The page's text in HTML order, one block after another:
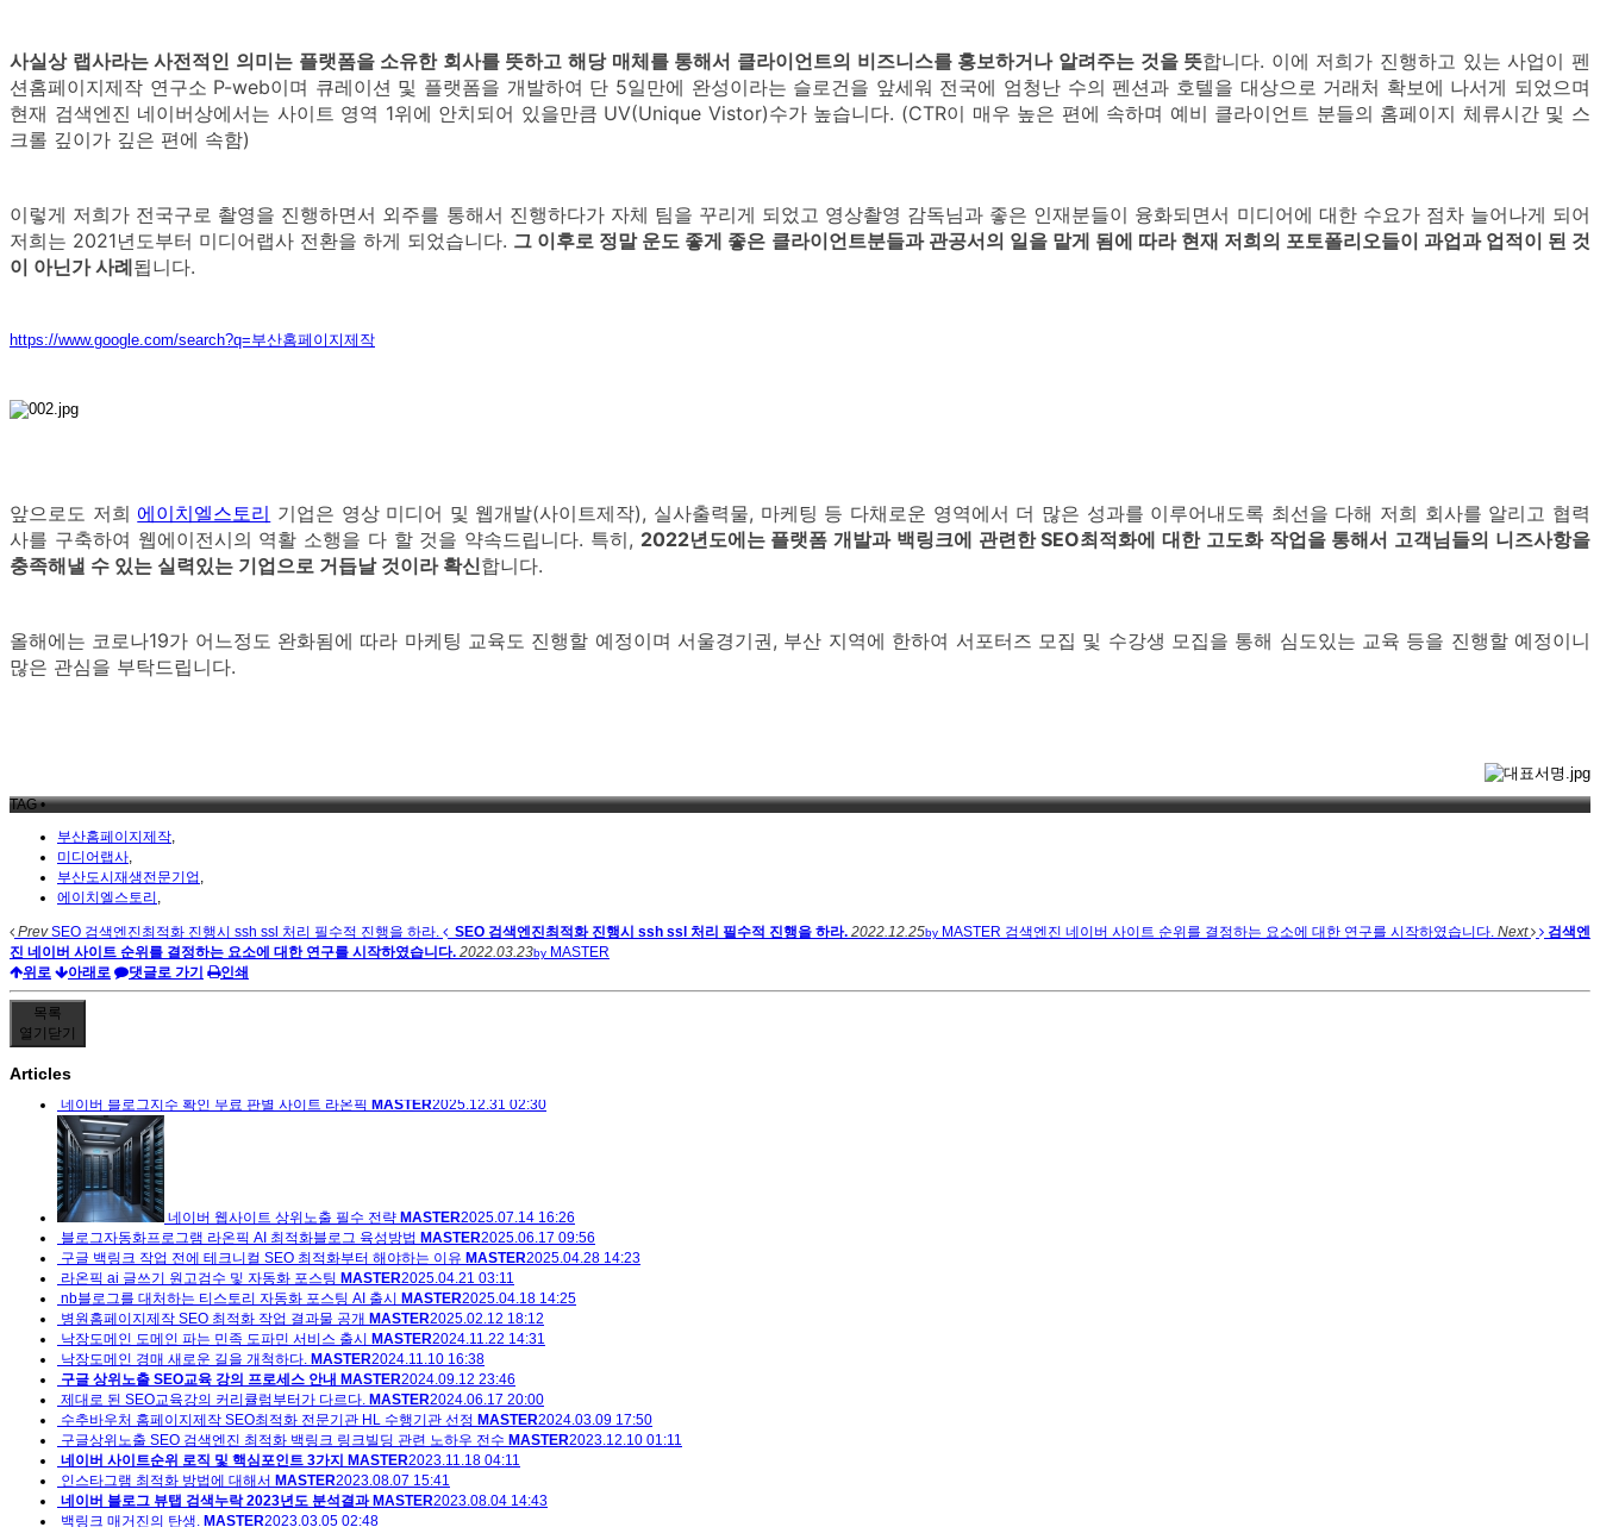
사실상 랩사라는 사전적인 의미는 플랫폼을 소유한 회사를 뜻하고 해당 매체를 통해서 클라이언트의 비즈니스를 홍보하거나 알려주는 것을 뜻합니다. 이에 저희가 진행하고 있는 사업이 펜
션홈페이지제작 연구소 P-web이며 큐레이션 및 플랫폼을 개발하여 단 5일만에 완성이라는 슬로건을 앞세워 전국에 엄청난 수의 펜션과 호텔을 대상으로 거래처 확보에 나서게 되었으며
현재 검색엔진 네이버상에서는 사이트 영역 1위에 안치되어 있을만큼 UV(Unique Vistor)수가 높습니다. (CTR이 매우 높은 편에 속하며 예비 클라이언트 분들의 홈페이지 체류시간 및 스
크롤 깊이가 깊은 편에 속함)
이렇게 저희가 전국구로 촬영을 진행하면서 외주를 통해서 진행하다가 자체 팀을 꾸리게 되었고 영상촬영 감독님과 좋은 인재분들이 융화되면서 미디어에 대한 수요가 점차 늘어나게 되어
저희는 2021년도부터 미디어랩사 전환을 하게 되었습니다. 그 이후로 정말 운도 좋게 좋은 클라이언트분들과 관공서의 일을 맡게 됨에 따라 현재 저희의 포토폴리오들이 과업과 업적이 된 것
이 아닌가 사례됩니다.
https://www.google.com/search?q=부산홈페이지제작
앞으로도 저희 에이치엘스토리 기업은 영상 미디어 및 웹개발(사이트제작), 실사출력물, 마케팅 등 다채로운 영역에서 더 많은 성과를 이루어내도록 최선을 다해 저희 회사를 알리고 협력
사를 구축하여 웹에이전시의 역활 소행을 다 할 것을 약속드립니다. 특히, 2022년도에는 플랫폼 개발과 백링크에 관련한 SEO최적화에 대한 고도화 작업을 통해서 고객님들의 니즈사항을
충족해낼 수 있는 실력있는 기업으로 거듭날 것이라 확신합니다.
올해에는 코로나19가 어느정도 완화됨에 따라 마케팅 교육도 진행할 예정이며 서울경기권, 부산 지역에 한하여 서포터즈 모집 및 수강생 모집을 통해 심도있는 교육 등을 진행할 예정이니
많은 관심을 부탁드립니다.
TAG •
부산홈페이지제작,
미디어랩사,
부산도시재생전문기업 ,
에이치엘스토리 ,
PrevSEO 검색엔진최적화 진행시 ssh ssl 처리 필수적 진행을 하라. SEO 검색엔진최적화 진행시 ssh ssl 처리 필수적 진행을 하라. 2022.12.25by MASTER 검색엔진 네이버 사이트 순위를 결정하는 요소에 대한 연구를 시작하였습니다. Next
검색엔
진 네이버 사이트 순위를 결정하는 요소에 대한 연구를 시작하였습니다. 2022.03.23by MASTER
위로
아래로 댓글로 가기 인쇄
목록
열기 닫기
Articles
네이버 블로그지수 확인 무료 판별 사이트 라온픽 MASTER2025.12.31 02:30
네이버 웹사이트 상위노출 필수 전략 MASTER2025.07.14 16:26
블로그자동화프로그램 라온픽 AI 최적화블로그 육성방법 MASTER2025.06.17 09:56
구글 백링크 작업 전에 테크니컬 SEO 최적화부터 해야하는 이유 MASTER2025.04.28 14:23
라온픽 ai 글쓰기 원고검수 및 자동화 포스팅 MASTER2025.04.21 03:11
nb블로그를 대처하는 티스토리 자동화 포스팅 AI 출시
MASTER2025.04.18 14:25
병원홈페이지제작 SEO 최적화 작업 결과물 공개 MASTER2025.02.12 18:12
낙장도메인 도메인 파는 민족 도파민 서비스 출시
MASTER2024.11.22 14:31
낙장도메인 경매 새로운 길을 개척하다. MASTER2024.11.10 16:38
구글 상위노출 SEO교육 강의 프로세스 안내 MASTER2024.09.12 23:46
제대로 된 SEO교육강의 커리큘럼부터가 다르다. MASTER2024.06.17 20:00
수추바우처 홈페이지제작 SEO최적화 전문기관 HL 수행기관 선정 MASTER2024.03.09 17:50
구글상위노출 SEO 검색엔진 최적화 백링크 링크빌딩 관련 노하우 전수 MASTER2023.12.10 01:11
네이버 사이트순위 로직 및 핵심포인트 3가지
MASTER2023.11.18 04:11
인스타그램 최적화 방법에 대해서 MASTER2023.08.07 15:41
네이버 블로그 뷰탭 검색누락 2023년도 분석결과 MASTER2023.08.04 14:43
백링크 매거진의 탄생. MASTER2023.03.05 02:48